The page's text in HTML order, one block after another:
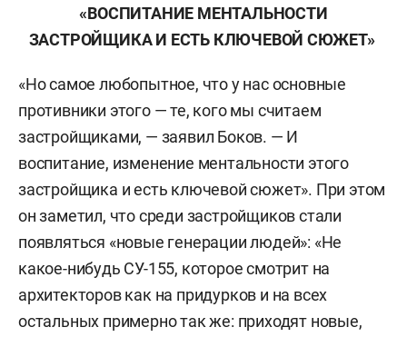
«ВОСПИТАНИЕ МЕНТАЛЬНОСТИ
ЗАСТРОЙЩИКА И ЕСТЬ КЛЮЧЕВОЙ СЮЖЕТ»
«Но самое любопытное, что у нас основные
противники этого — те, кого мы считаем
застройщиками, — заявил Боков. — И
воспитание, изменение ментальности этого
застройщика и есть ключевой сюжет». При этом
он заметил, что среди застройщиков стали
появляться «новые генерации людей»: «Не
какое-нибудь СУ-155, которое смотрит на
архитекторов как на придурков и на всех
остальных примерно так же: приходят новые,